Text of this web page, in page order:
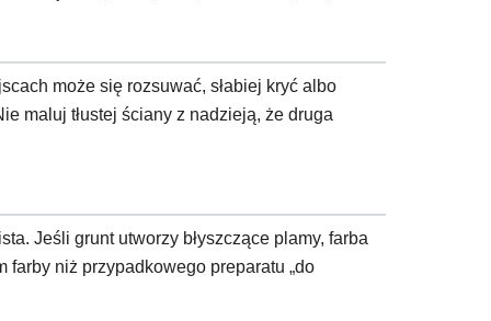
może się rozsuwać, słabiej kryć albo
maluj tłustej ściany z nadzieją, że druga
Jeśli grunt utworzy błyszczące plamy, farba
niż przypadkowego preparatu „do